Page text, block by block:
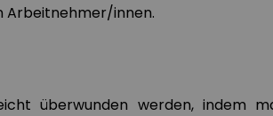
Arbeitnehmer/innen.
überwunden werden, indem